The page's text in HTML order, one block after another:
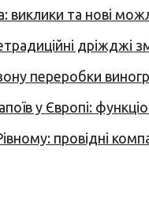
та нові
дріжджі
переробки
у Європі:
провідні